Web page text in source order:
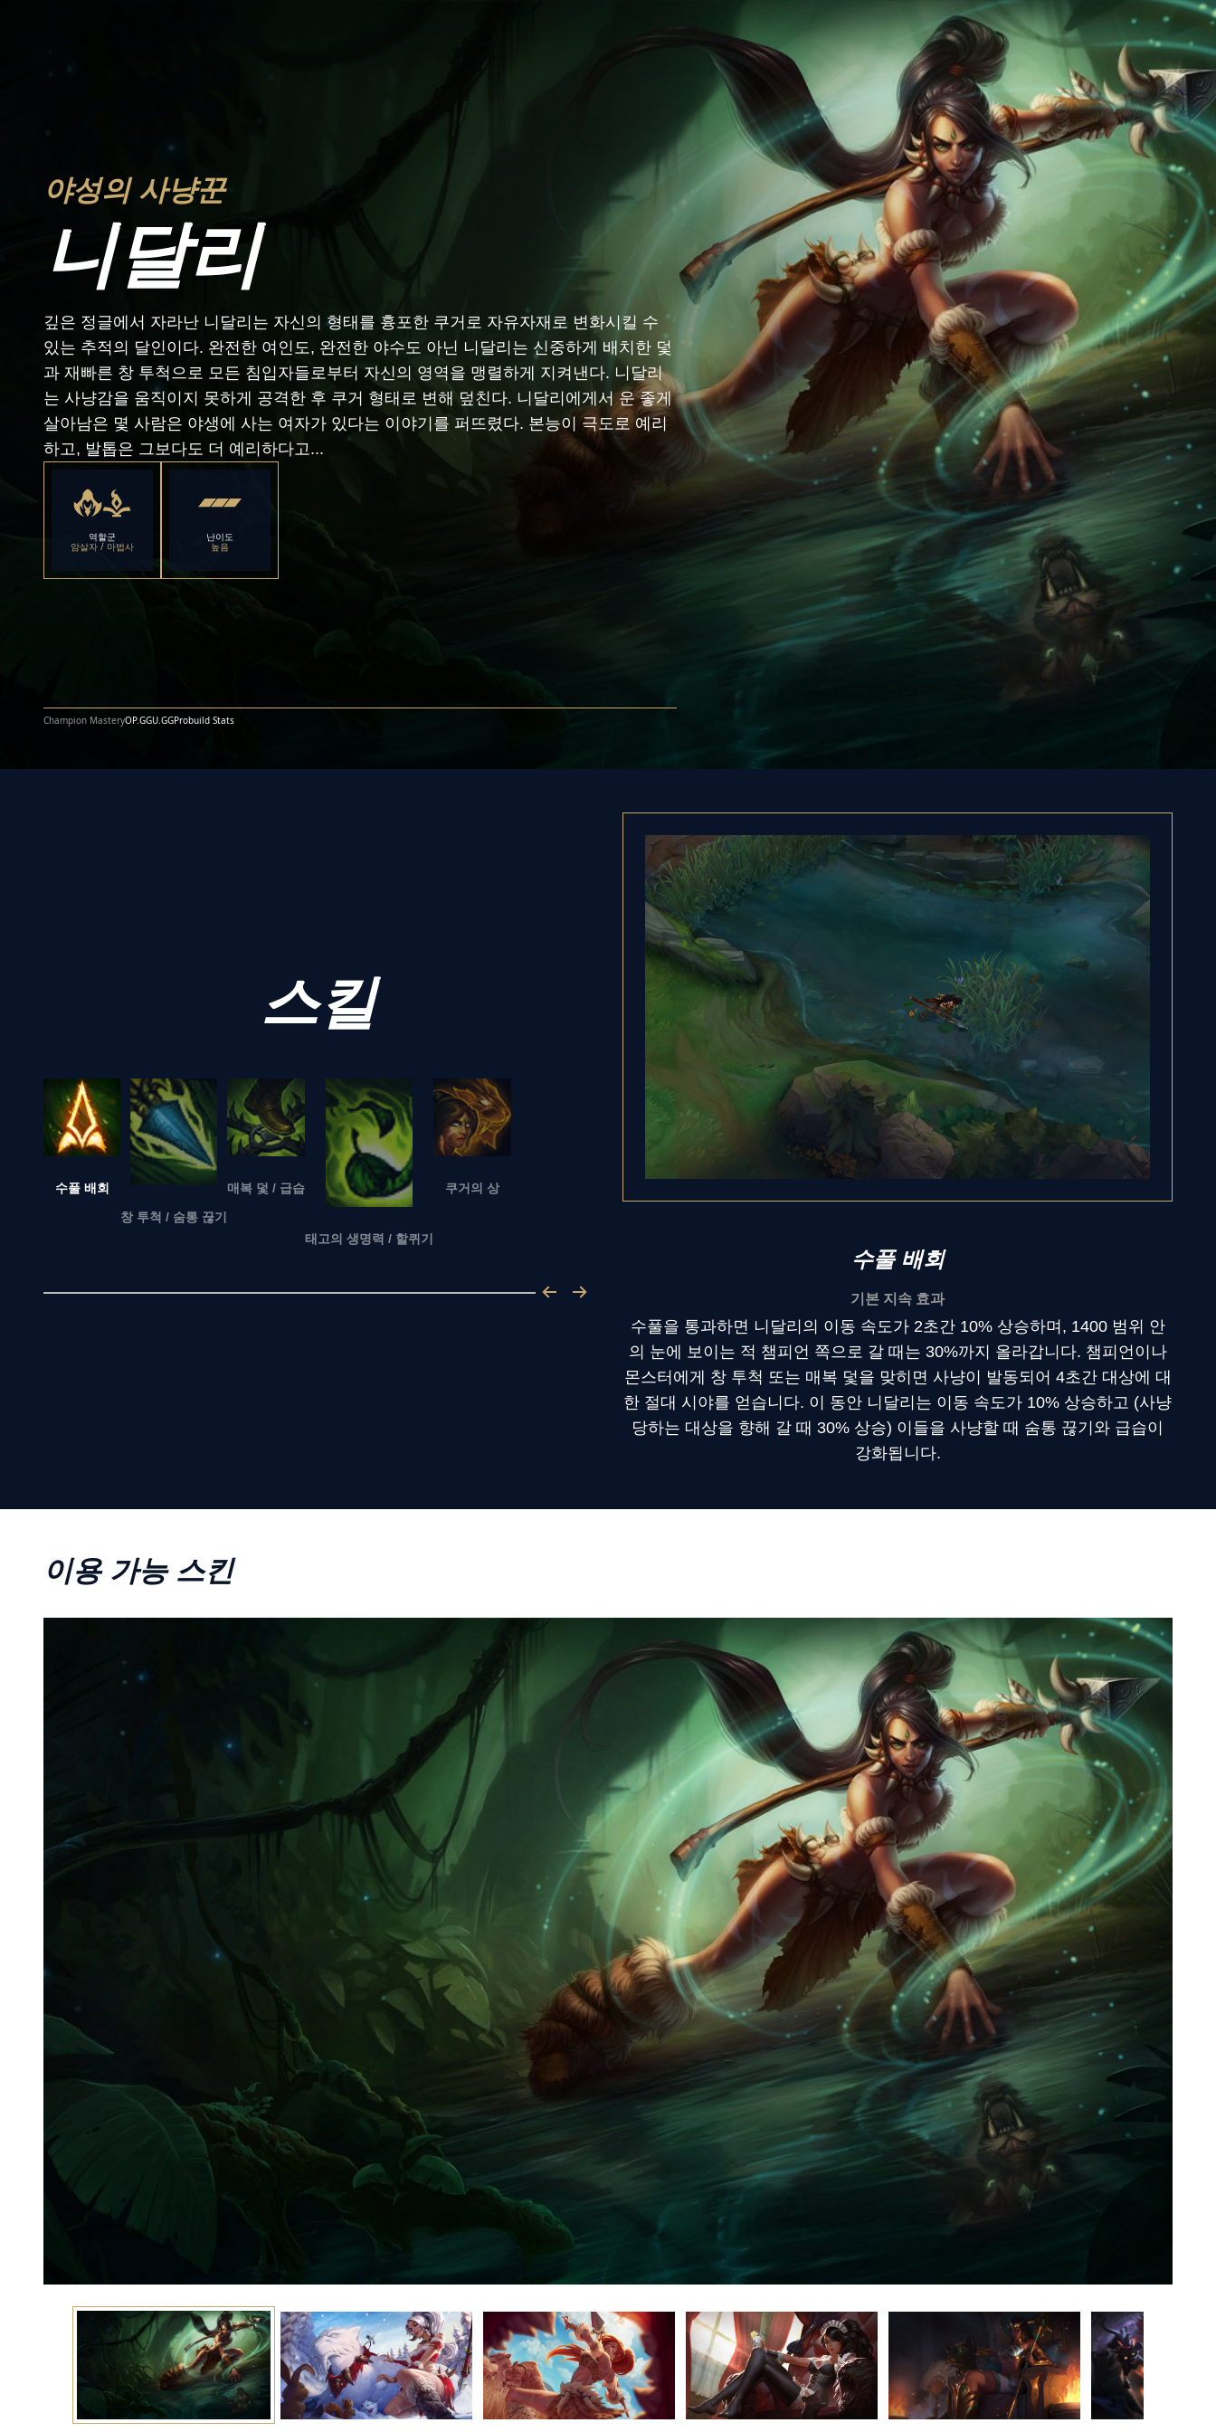
야성의 사냥꾼
니달리
깊은 정글에서 자라난 니달리는 자신의 형태를 흉포한 쿠거로 자유자재로 변화시킬 수
있는 추적의 달인이다. 완전한 여인도, 완전한 야수도 아닌 니달리는 신중하게 배치한 덫
과 재빠른 창 투척으로 모든 침입자들로부터 자신의 영역을 맹렬하게 지켜낸다. 니달리
는 사냥감을 움직이지 못하게 공격한 후 쿠거 형태로 변해 덮친다. 니달리에게서 운 좋게
살아남은 몇 사람은 야생에 사는 여자가 있다는 이야기를 퍼뜨렸다. 본능이 극도로 예리
하고, 발톱은 그보다도 더 예리하다고...
역할군
암살자 / 마법사
난이도
높음
Champion MasteryOP.GGU.GGProbuild Stats
스킬
수풀 배회
창 투척 / 숨통 끊기
매복 덫 / 급습
태고의 생명력 / 할퀴기
쿠거의 상
수풀 배회
기본 지속 효과
수풀을 통과하면 니달리의 이동 속도가 2초간 10% 상승하며, 1400 범위 안
의 눈에 보이는 적 챔피언 쪽으로 갈 때는 30%까지 올라갑니다. 챔피언이나
몬스터에게 창 투척 또는 매복 덫을 맞히면 사냥이 발동되어 4초간 대상에 대
한 절대 시야를 얻습니다. 이 동안 니달리는 이동 속도가 10% 상승하고 (사냥
당하는 대상을 향해 갈 때 30% 상승) 이들을 사냥할 때 숨통 끊기와 급습이
강화됩니다.
이용 가능 스킨